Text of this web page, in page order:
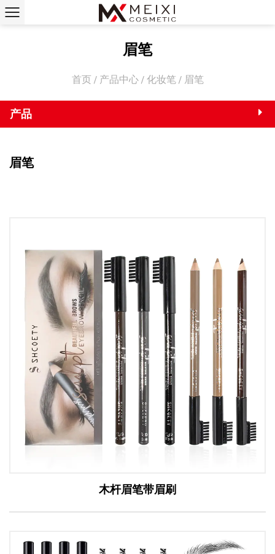
眉笔
首页 / 产品中心/ 化妆笔/ 眉笔
产品
眉笔
木杆眉笔带眉刷